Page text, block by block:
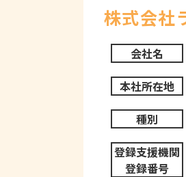
株式会社
会社名
本社所在地
種別
登録支援機関
登録番号